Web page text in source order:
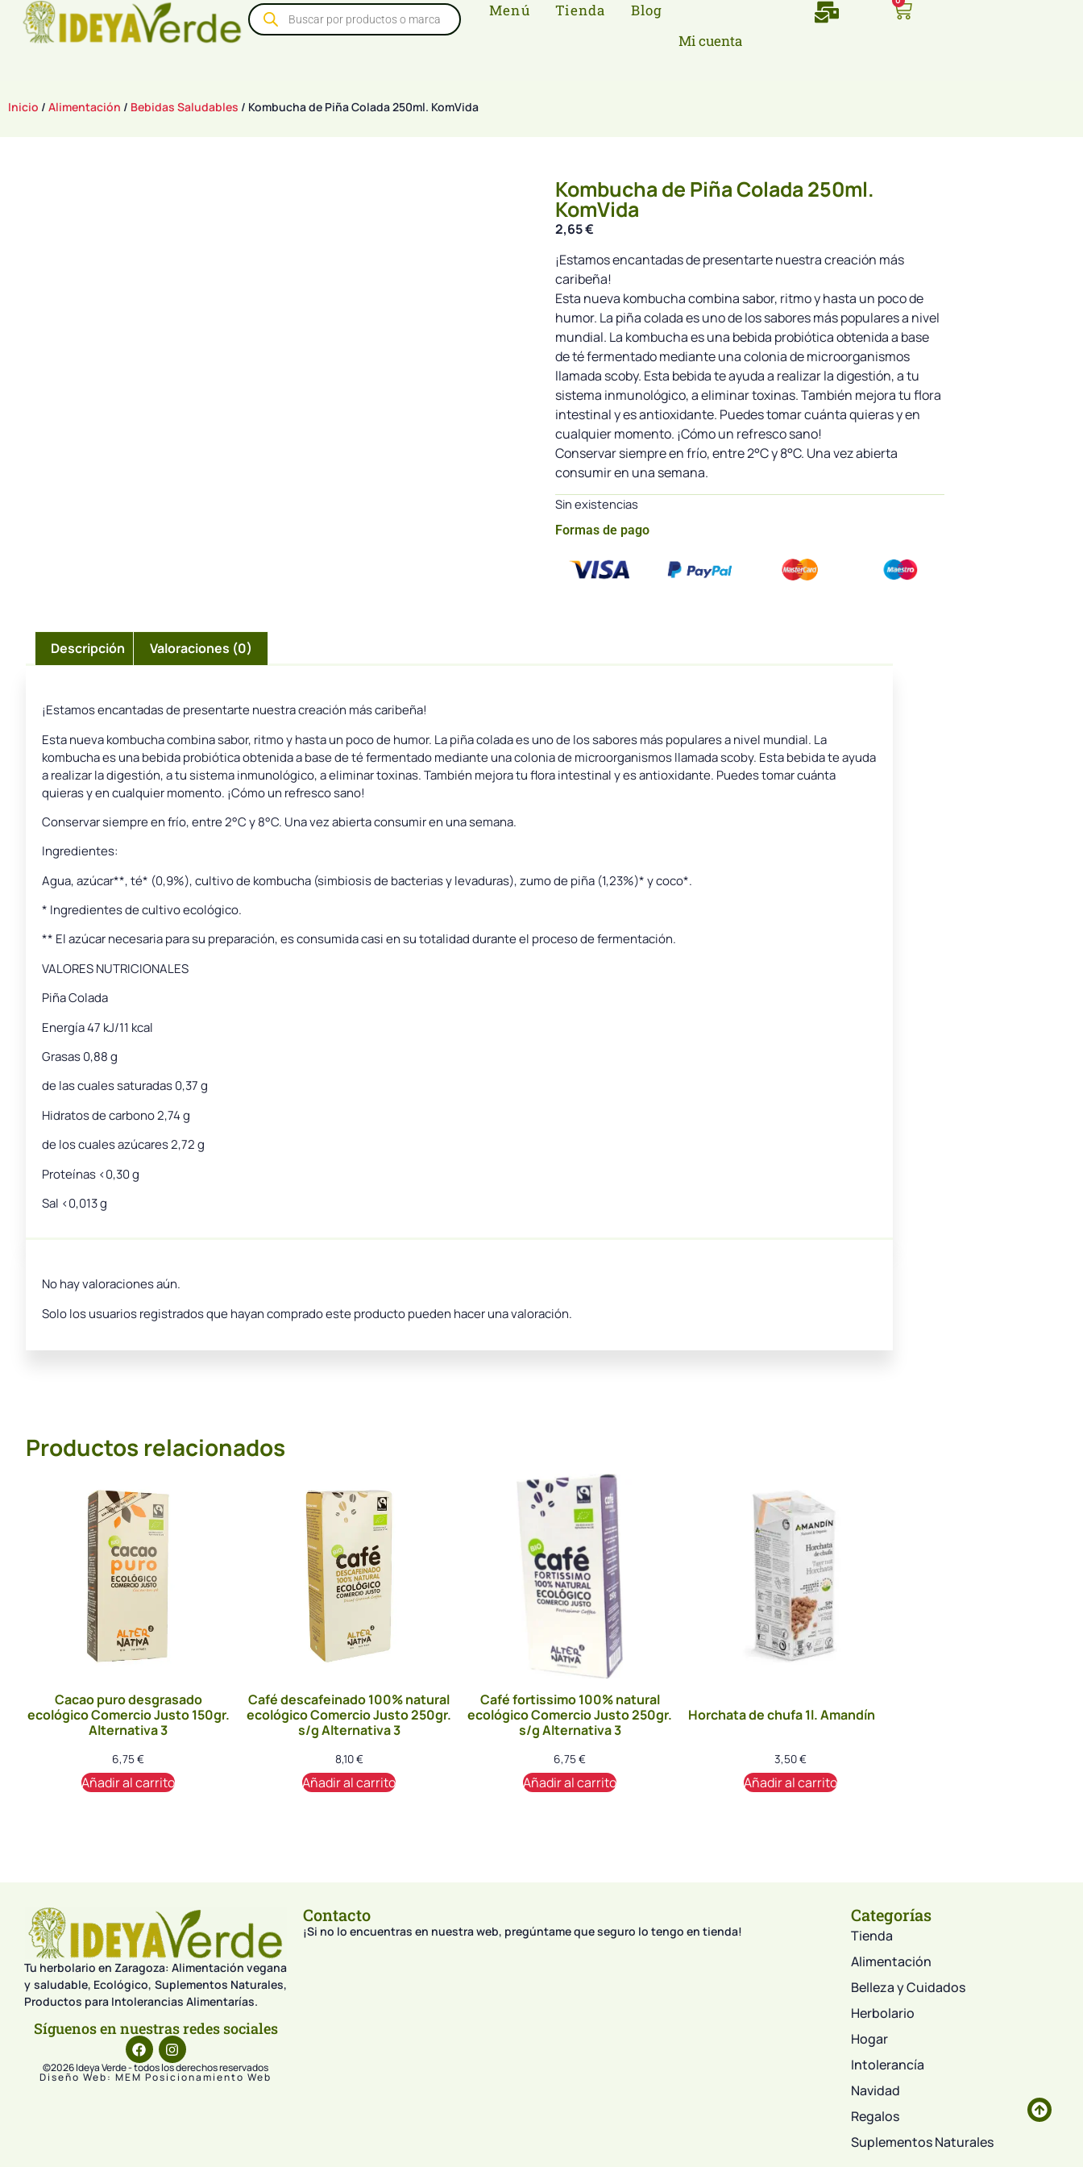
Menú Tienda
Blog
Mi cuenta
Inicio / Alimentación / Bebidas Saludables / Kombucha de Piña Colada 250ml. KomVida
Kombucha de Piña Colada 250ml.
KomVida
2,65€
¡Estamos encantadas de presentarte nuestra creación más
caribeña!
Esta nueva kombucha combina sabor, ritmo y hasta un poco de
humor. La piña colada es uno de los sabores más populares a nivel
mundial. La kombucha es una bebida probiótica obtenida a base
de té fermentado mediante una colonia de microorganismos
llamada scoby. Esta bebida te ayuda a realizar la digestión, a tu
sistema inmunológico, a eliminar toxinas. También mejora tu flora
intestinal y es antioxidante. Puedes tomar cuánta quieras y en
cualquier momento. ¡Cómo un refresco sano!
Conservar siempre en frío, entre 2°C y 8°C. Una vez abierta
consumir en una semana.
Sin existencias
Formas de pago
Descripción Valoraciones (0)
¡Estamos encantadas de presentarte nuestra creación más caribeña!
Esta nueva kombucha combina sabor, ritmo y hasta un poco de humor. La piña colada es uno de los sabores más populares a nivel mundial. La
kombucha es una bebida probiótica obtenida a base de té fermentado mediante una colonia de microorganismos llamada scoby. Esta bebida te ayuda
a realizar la digestión, a tu sistema inmunológico, a eliminar toxinas. También mejora tu flora intestinal y es antioxidante. Puedes tomar cuánta
quieras y en cualquier momento. ¡Cómo un refresco sano!
Conservar siempre en frío, entre 2°C y 8°C. Una vez abierta consumir en una semana.
Ingredientes:
Agua, azúcar**, té* (0,9%), cultivo de kombucha (simbiosis de bacterias y levaduras), zumo de piña (1,23%)* y coco*.
* Ingredientes de cultivo ecológico.
** El azúcar necesaria para su preparación, es consumida casi en su totalidad durante el proceso de fermentación.
VALORES NUTRICIONALES
Piña Colada
Energía 47 kJ/11 kcal
Grasas 0,88 g
de las cuales saturadas 0,37 g
Hidratos de carbono 2,74 g
de los cuales azúcares 2,72 g
Proteínas <0,30 g
Sal <0,013 g
No hay valoraciones aún.
Solo los usuarios registrados que hayan comprado este producto pueden hacer una valoración.
Productos relacionados
Cacao puro desgrasado
ecológico Comercio Justo 150gr.
Alternativa 3
6,75€
Añadir al carrito
Café descafeinado 100% natural
ecológico Comercio Justo 250gr.
s/g Alternativa 3
8,10€
Añadir al carrito
Café fortissimo 100% natural
ecológico Comercio Justo 250gr.
s/g Alternativa 3
6,75€
Añadir al carrito
Horchata de chufa 1l. Amandín
3,50€
Añadir al carrito
Tu herbolario en Zaragoza: Alimentación vegana
y saludable, Ecológico, Suplementos Naturales,
Productos para Intolerancias Alimentarías.
Síguenos en nuestras redes sociales
©2026 Ideya Verde - todos los derechos reservados
Diseño Web: MEM Posicionamiento Web
Contacto
¡Si no lo encuentras en nuestra web, pregúntame que seguro lo tengo en tienda!
Categorías
Tienda
Alimentación
Belleza y Cuidados
Herbolario
Hogar
Intolerancía
Navidad
Regalos
Suplementos Naturales